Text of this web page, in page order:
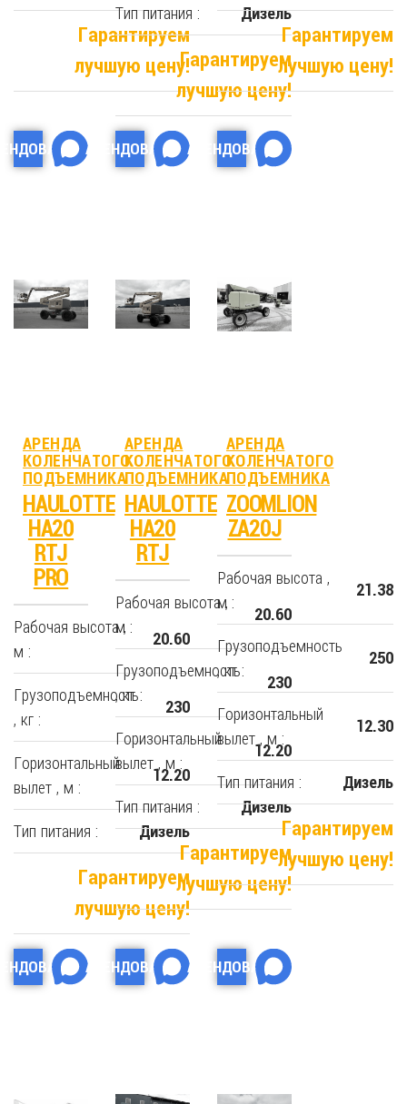
Гарантируем
лучшую цену!
Тип питания : Дизель
Гарантируем
лучшую цену!
АРЕНДОВАТЬ
Гарантируем
лучшую цену!
АРЕНДОВАТЬ
АРЕНДА
КОЛЕНЧАТОГО
ПОДЪЕМНИКА
HAULOTTE
HA20
RTJ
PRO
Рабочая высота ,
м :
20.60
Грузоподъемность
, кг :
230
Горизонтальный
вылет , м :
12.20
Тип питания : Дизель
Гарантируем
лучшую цену!
АРЕНДА
КОЛЕНЧАТОГО
ПОДЪЕМНИКА
HAULOTTE
HA20
RTJ
Рабочая высота ,
м :
20.60
Грузоподъемность
, кг :
230
Горизонтальный
вылет , м :
12.20
Тип питания : Дизель
Гарантируем
лучшую цену!
АРЕНДОВАТЬ
АРЕНДА
КОЛЕНЧАТОГО
ПОДЪЕМНИКА
ZOOMLION
ZA20J
Рабочая высота ,
м :
21.38
Грузоподъемность
, кг :
250
Горизонтальный
вылет , м :
12.30
Тип питания : Дизель
Гарантируем
лучшую цену!
АРЕНДОВАТЬ